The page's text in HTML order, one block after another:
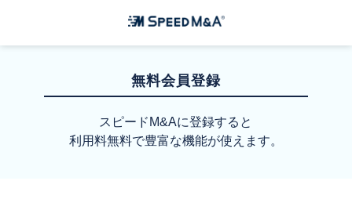
無料会員登録
スピードM&Aに登録すると
利用料無料で豊富な機能が使えます。